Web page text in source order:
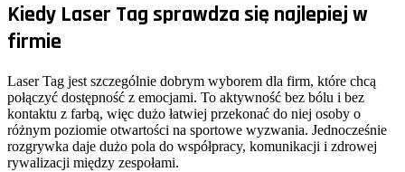
Kiedy Laser Tag sprawdza się najlepiej w
firmie
Laser Tag jest szczególnie dobrym wyborem dla firm, które chcą
połączyć dostępność z emocjami. To aktywność bez bólu i bez
kontaktu z farbą, więc dużo łatwiej przekonać do niej osoby o
różnym poziomie otwartości na sportowe wyzwania. Jednocześnie
rozgrywka daje dużo pola do współpracy, komunikacji i zdrowej
rywalizacji między zespołami.